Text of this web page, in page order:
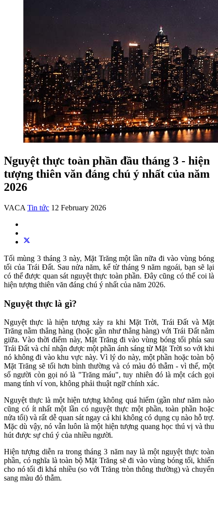
Nguyệt thực toàn phần đầu tháng 3 - hiện
tượng thiên văn đáng chú ý nhất của năm
2026
VACA Tin tức 12 February 2026
Tối mùng 3 tháng 3 này, Mặt Trăng một lần nữa đi vào vùng bóng
tối của Trái Đất. Sau nửa năm, kể từ tháng 9 năm ngoái, bạn sẽ lại
có thể được quan sát nguyệt thực toàn phần. Đây cũng có thể coi là
hiện tượng thiên văn đáng chú ý nhất của năm 2026.
Nguyệt thực là gì?
Nguyệt thực là hiện tượng xảy ra khi Mặt Trời, Trái Đất và Mặt
Trăng nằm thẳng hàng (hoặc gần như thẳng hàng) với Trái Đất nằm
giữa. Vào thời điểm này, Mặt Trăng đi vào vùng bóng tối phía sau
Trái Đất và chỉ nhận được một phần ánh sáng từ Mặt Trời so với khi
nó không đi vào khu vực này. Vì lý do này, một phần hoặc toàn bộ
Mặt Trăng sẽ tối hơn bình thường và có màu đỏ thẫm - vì thế, một
số người còn gọi nó là "Trăng máu", tuy nhiên đó là một cách gọi
mang tính ví von, không phải thuật ngữ chính xác.
Nguyệt thực là một hiện tượng không quá hiếm (gần như năm nào
cũng có ít nhất một lần có nguyệt thực một phần, toàn phần hoặc
nửa tối) và rất dễ quan sát ngay cả khi không có dụng cụ nào hỗ trợ.
Mặc dù vậy, nó vẫn luôn là một hiện tượng quang học thú vị và thu
hút được sự chú ý của nhiều người.
Hiện tượng diễn ra trong tháng 3 năm nay là một nguyệt thực toàn
phần, có nghĩa là toàn bộ Mặt Trăng sẽ đi vào vùng bóng tối, khiến
cho nó tối đi khá nhiều (so với Trăng tròn thông thường) và chuyển
sang màu đỏ thẫm.